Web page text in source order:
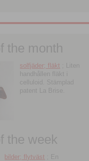
the month
solfjäder; fläkt ; Liten
handhållen fläkt i
celluloid. Stämplad
patent La Brise.
the week
bilder; flytväst ; En